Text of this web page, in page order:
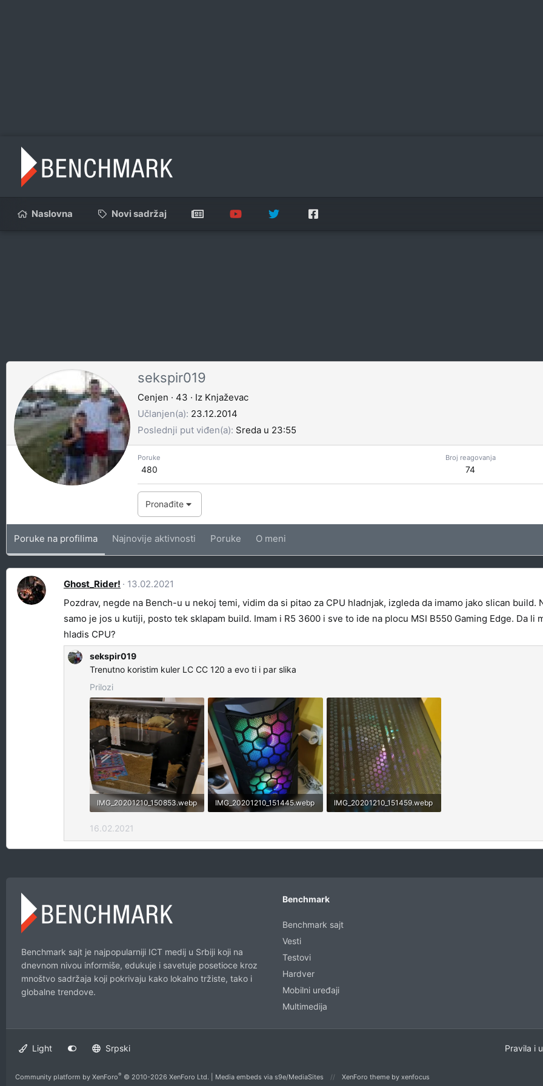
Naslovna Novi sadržaj
sekspir019
Cenjen · 43 · Iz Knjaževac
Učlanjen(a) 23.12.2014
Poslednji put viđen(a) Sreda u 23:55
Poruke
480
Broj reagovanja
74
Pronađite
Poruke na profilima Najnovije aktivnosti Poruke O meni
Ghost_Rider!
13.02.2021
Pozdrav, negde na Bench-u u nekoj temi, vidim da si pitao za CPU hladnjak, izgleda da imamo jako slican
samo je jos u kutiji, posto tek sklapam build. Imam i R5 3600 i sve to ide na plocu MSI B550 Gaming Edge. Da
hladis CPU?
sekspir019
Trenutno koristim kuler LC CC 120 a evo ti i par slika
Prilozi
IMG_20201210_150853.webp
IMG_20201210_151445.webp
IMG_20201210_151459.webp
16.02.2021
Benchmark sajt je najpopularniji ICT medij u Srbiji koji na
dnevnom nivou informiše, edukuje i savetuje posetioce kroz
mnoštvo sadržaja koji pokrivaju kako lokalno tržiste, tako i
globalne trendove.
Benchmark
Benchmark sajt
Vesti
Testovi
Hardver
Mobilni uređaji
Multimedija
Light Srpski Pravila i
Community platform by XenForo® © 2010-2026 XenForo Ltd. Media embeds via s9e/MediaSites XenForo theme by xenfocus